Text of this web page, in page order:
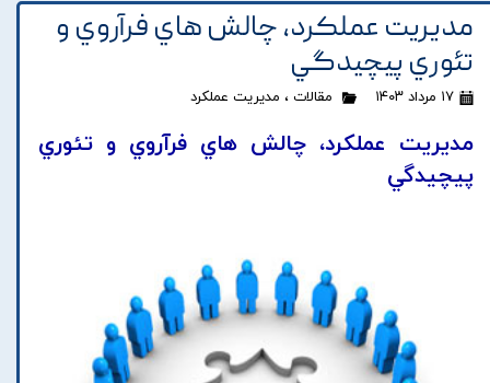
مديريت عملکرد، چالش هاي فرآروي و
تئوري پيچيدگي
۱۷ مرداد ۱۴۰۳ مقالات ، مدیریت عملکرد
مديريت عملکرد، چالش هاي فرآروي و تئوري
پيچيدگي